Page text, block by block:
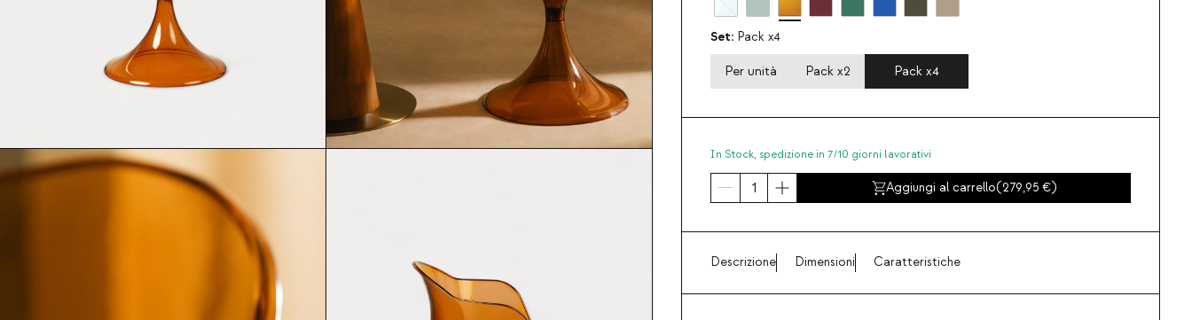
Set: Pack x4
Per unità Pack x2 Pack x4
In Stock, spedizione in 7/10 giorni lavorativi
Aggiungi al carrello(279,95 )
Descrizione Dimensioni Caratteristiche